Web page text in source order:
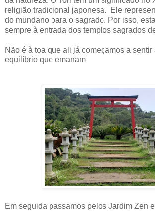
religião tradicional japonesa. Ele
do mundano para o sagrado. Por isso,
sempre à entrada dos templos sagrados
Não é à toa que ali já começamos a sentir
equilíbrio que emanam
Em seguida passamos pelos Jardim Zen